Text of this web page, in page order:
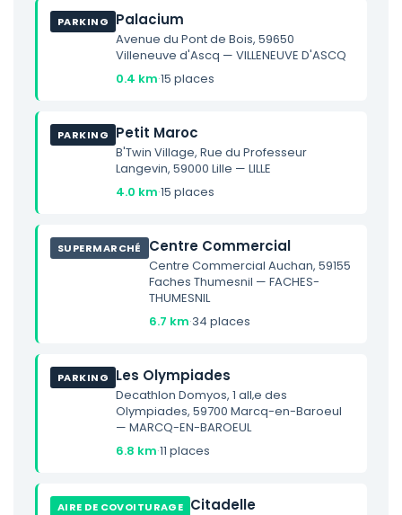
PARKING Palacium
Avenue du Pont de Bois, 59650
Villeneuve d'Ascq — VILLENEUVE D'ASCQ
0.4 km·15 places
PARKING Petit Maroc
B'Twin Village, Rue du Professeur
Langevin, 59000 Lille — LILLE
4.0 km·15 places
SUPERMARCHÉ Centre Commercial
Centre Commercial Auchan, 59155
Faches Thumesnil — FACHES-
THUMESNIL
6.7 km·34 places
PARKING Les Olympiades
Decathlon Domyos, 1 all‚e des
Olympiades, 59700 Marcq-en-Baroeul
— MARCQ-EN-BAROEUL
6.8 km·11 places
AIRE DE COVOITURAGE Citadelle